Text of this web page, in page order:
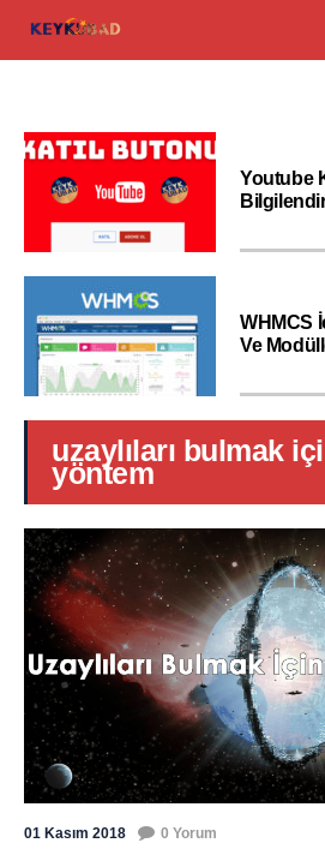
Youtube
WHMCS
Ve
uzaylıları bulmak
yöntem
01 Kasım 2018 0 Yorum